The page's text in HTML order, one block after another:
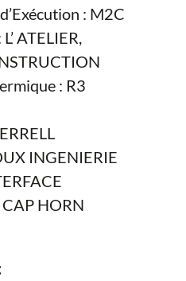
: M2C
ATELIER,
: R3
INGENIERIE
HORN